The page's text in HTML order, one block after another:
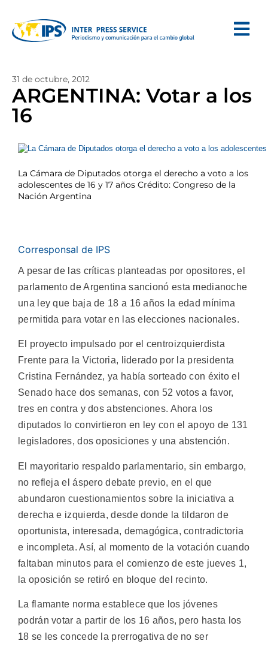
31 de octubre, 2012
ARGENTINA: Votar a los
16
La Cámara de Diputados otorga el derecho a voto a los
adolescentes de 16 y 17 años Crédito: Congreso de la
Nación Argentina
Corresponsal de IPS
A pesar de las críticas planteadas por opositores, el
parlamento de Argentina sancionó esta medianoche
una ley que baja de 18 a 16 años la edad mínima
permitida para votar en las elecciones nacionales.
El proyecto impulsado por el centroizquierdista
Frente para la Victoria, liderado por la presidenta
Cristina Fernández, ya había sorteado con éxito el
Senado hace dos semanas, con 52 votos a favor,
tres en contra y dos abstenciones. Ahora los
diputados lo convirtieron en ley con el apoyo de 131
legisladores, dos oposiciones y una abstención.
El mayoritario respaldo parlamentario, sin embargo,
no refleja el áspero debate previo, en el que
abundaron cuestionamientos sobre la iniciativa a
derecha e izquierda, desde donde la tildaron de
oportunista, interesada, demagógica, contradictoria
e incompleta. Así, al momento de la votación cuando
faltaban minutos para el comienzo de este jueves 1,
la oposición se retiró en bloque del recinto.
La flamante norma establece que los jóvenes
podrán votar a partir de los 16 años, pero hasta los
18 se les concede la prerrogativa de no ser